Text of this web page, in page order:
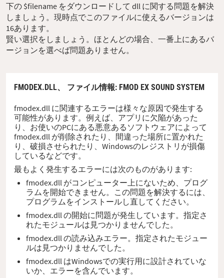
下の $filename をダウンロードして dll に関する問題を解決
しましょう。現時点でこのファイルに使えるバージョンは
16あります。
賢い選択をしましょう。ほとんどの場合、一番上にあるバ
ージョンを選べば問題ありません。
FMODEX.DLL、 ファイル情報: FMOD EX SOUND SYSTEM
fmodex.dll に関連するエラーは様々な原因で発生する
可能性があります。例えば、アプリに欠陥があった
り、お使いのPCにある悪意あるソフトウェアによって
fmodex.dll が削除されたり、間違った場所に置かれた
り、破損させられたり、Windowsのレジストリが損傷
しているなどです。
最もよく発生するエラーには次のものがあります:
fmodex.dll がコンピューター上にないため、プログ
ラムを開始できません。この問題を解決するには、
プログラムをインストールし直してください。
fmodex.dll の開始に問題が発生しています。指定さ
れたモジュールは見つかりませんでした。
fmodex.dll の読み込みエラー。指定されたモジュー
ルは見つかりませんでした。
fmodex.dll はWindowsでの実行用に設計されていな
いか、エラーを含んでいます。